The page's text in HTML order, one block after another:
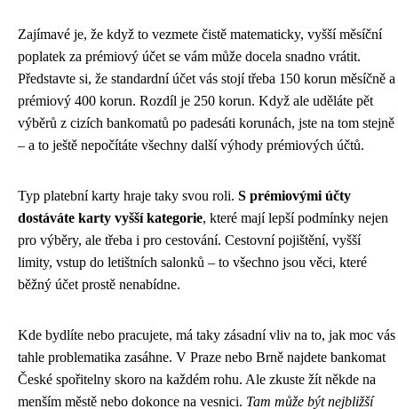
Zajímavé je, že když to vezmete čistě matematicky, vyšší měsíční
poplatek za prémiový účet se vám může docela snadno vrátit.
Představte si, že standardní účet vás stojí třeba 150 korun měsíčně a
prémiový 400 korun. Rozdíl je 250 korun. Když ale uděláte pět
výběrů z cizích bankomatů po padesáti korunách, jste na tom stejně
– a to ještě nepočítáte všechny další výhody prémiových účtů.
Typ platební karty hraje taky svou roli. S prémiovými účty
dostáváte karty vyšší kategorie, které mají lepší podmínky nejen
pro výběry, ale třeba i pro cestování. Cestovní pojištění, vyšší
limity, vstup do letištních salonků – to všechno jsou věci, které
běžný účet prostě nenabídne.
Kde bydlíte nebo pracujete, má taky zásadní vliv na to, jak moc vás
tahle problematika zasáhne. V Praze nebo Brně najdete bankomat
České spořitelny skoro na každém rohu. Ale zkuste žít někde na
menším městě nebo dokonce na vesnici. Tam může být nejbližší